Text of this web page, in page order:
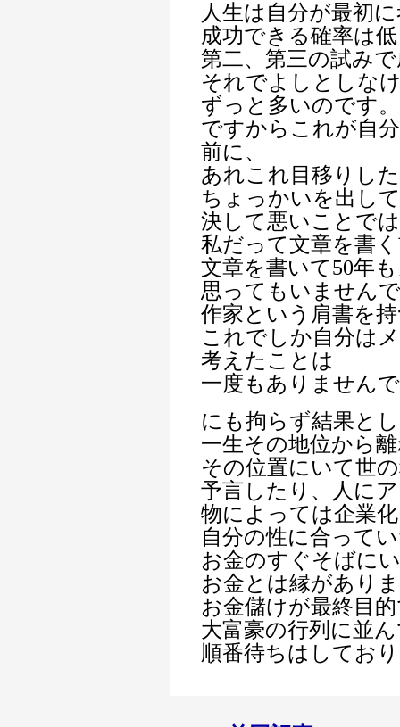
人生は自分が最初
成功できる確率は
第二、第三の試み
それでよしとしな
ずっと多いのです。
ですからこれが自
前に、
あれこれ目移りし
ちょっかいを出し
決して悪いことで
私だって文章を書
文章を書いて50年
思ってもいません
作家という肩書を
これでしか自分は
考えたことは
一度もありません
にも拘らず結果と
一生その地位から
その位置にいて世
予言したり、人に
物によっては企業
自分の性に合って
お金のすぐそばに
お金とは縁があり
お金儲けが最終目
大富豪の行列に並
順番待ちはしてお